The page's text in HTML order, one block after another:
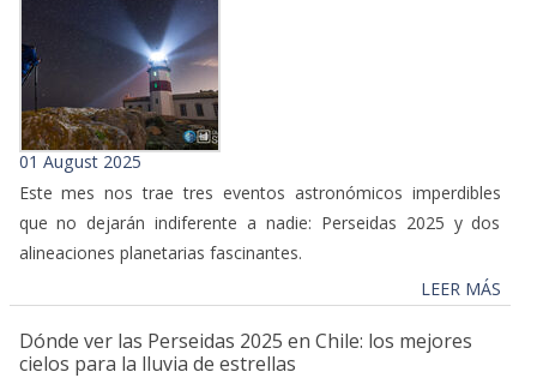
01 August 2025
Este mes nos trae tres eventos astronómicos imperdibles
que no dejarán indiferente a nadie: Perseidas 2025 y dos
alineaciones planetarias fascinantes.
LEER MÁS
Dónde ver las Perseidas 2025 en Chile: los mejores
cielos para la lluvia de estrellas